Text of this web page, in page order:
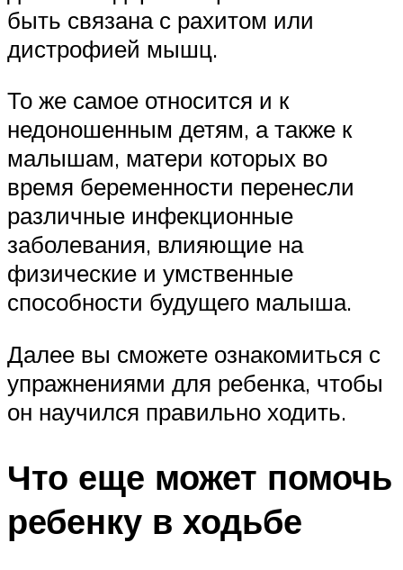
быть связана с рахитом или
дистрофией мышц.
То же самое относится и к
недоношенным детям, а также к
малышам, матери которых во
время беременности перенесли
различные инфекционные
заболевания, влияющие на
физические и умственные
способности будущего малыша.
Далее вы сможете ознакомиться с
упражнениями для ребенка, чтобы
он научился правильно ходить.
Что еще может помочь
ребенку в ходьбе